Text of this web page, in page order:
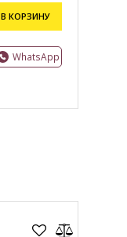
В КОРЗИНУ
WhatsApp